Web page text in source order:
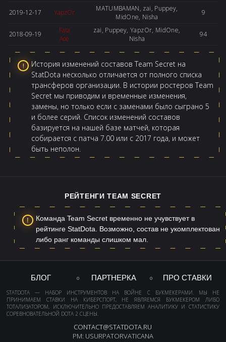
2019-12-17 YapzOr
MATUMBAMAN, zai, Puppey,
MidOne, Nisha
9
2018-09-19
Fata
Ace
zai, Puppey, YapzOr, MidOne,
Nisha
94
История изменений составов Team Secret на
StatDota несколько отличается от полного списка
трансферов организации. В истории ростеров Team
Secret мы приводим и временные изменения,
замены, но только если с заменами было сыграно 5
и более серий. Список изменений составов
базируется на нашей базе матчей, которая
собирается с патча 7.00 или с 2017 года, и может
быть неполон.
РЕЙТЕНГИ TEAM SECRET
Команда Team Secret временно не учувствует в
рейтинге StatDota. Возможно, состав не укомплектован
либо ранг команды слишком мал.
БЛОГ ПАРТНЕРКА ПРО СТАВКИ
STATDOTA — НАБОР ИНСТРУМЕНТОВ НА ВОЙНЕ С БУКМЕКЕРАМИ. МЫ НЕ
ПРИНИМАЕМ СТАВКИ НА КИБЕРСПОРТ, НЕ ЯВЛЯЕМСЯ БУКМЕКЕРОМ ЛИБО
ТОТАЛИЗАТОРОМ, ИСКЛЮЧИТЕЛЬНО ПРЕДОСТАВЛЯЕМ АНАЛИТИКУ И СТАТИСТИКУ
СОРЕВНОВАТЕЛЬНОЙ DOTA 2 СЦЕНЫ.
CONTACT@STATDOTA.RU
PM: USURPATORVATICANA